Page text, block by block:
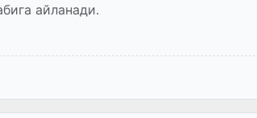
айланади.